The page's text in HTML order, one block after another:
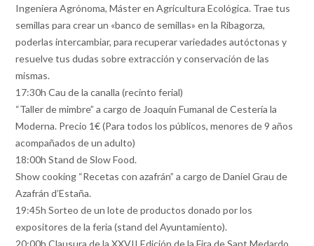
Ingeniera Agrónoma, Máster en Agricultura Ecológica. Trae tus
semillas para crear un «banco de semillas» en la Ribagorza,
poderlas intercambiar, para recuperar variedades autóctonas y
resuelve tus dudas sobre extracción y conservación de las
mismas.
17:30h Cau de la canalla (recinto ferial)
“Taller de mimbre” a cargo de Joaquín Fumanal de Cestería la
Moderna. Precio 1€ (Para todos los públicos, menores de 9 años
acompañados de un adulto)
18:00h Stand de Slow Food.
Show cooking “Recetas con azafrán” a cargo de Daniel Grau de
Azafrán d’Estaña.
19:45h Sorteo de un lote de productos donado por los
expositores de la feria (stand del Ayuntamiento).
20:00h Clausura de la XXVII Edición de la Fira de Sant Medardo.